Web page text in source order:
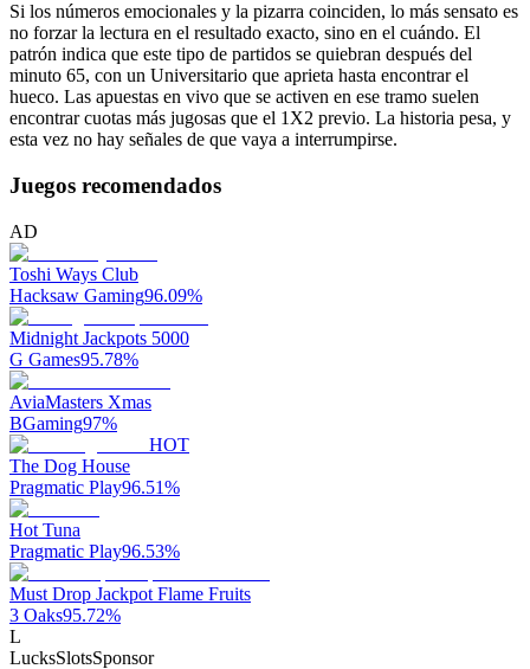
Si los números emocionales y la pizarra coinciden, lo más sensato es
no forzar la lectura en el resultado exacto, sino en el cuándo. El
patrón indica que este tipo de partidos se quiebran después del
minuto 65, con un Universitario que aprieta hasta encontrar el
hueco. Las apuestas en vivo que se activen en ese tramo suelen
encontrar cuotas más jugosas que el 1X2 previo. La historia pesa, y
esta vez no hay señales de que vaya a interrumpirse.
Juegos recomendados
AD
Toshi Ways Club
Hacksaw Gaming96.09%
Midnight Jackpots 5000
G Games95.78%
AviaMasters Xmas
BGaming97%
HOT
The Dog House
Pragmatic Play96.51%
Hot Tuna
Pragmatic Play96.53%
Must Drop Jackpot Flame Fruits
3 Oaks95.72%
L
LucksSlotsSponsor